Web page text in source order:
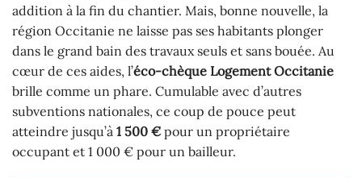
addition à la fin du chantier. Mais, bonne nouvelle, la
région Occitanie ne laisse pas ses habitants plonger
dans le grand bain des travaux seuls et sans bouée. Au
cœur de ces aides, l’éco-chèque Logement Occitanie
brille comme un phare. Cumulable avec d’autres
subventions nationales, ce coup de pouce peut
atteindre jusqu’à 1 500 € pour un propriétaire
occupant et 1 000 € pour un bailleur.